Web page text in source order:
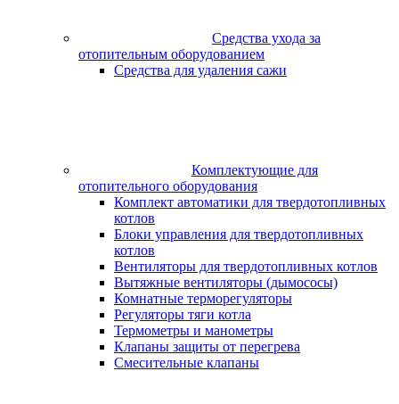
Средства ухода за
отопительным оборудованием
Средства для удаления сажи
Комплектующие для
отопительного оборудования
Комплект автоматики для твердотопливных
котлов
Блоки управления для твердотопливных
котлов
Вентиляторы для твердотопливных котлов
Вытяжные вентиляторы (дымососы)
Комнатные терморегуляторы
Регуляторы тяги котла
Термометры и манометры
Клапаны защиты от перегрева
Смесительные клапаны